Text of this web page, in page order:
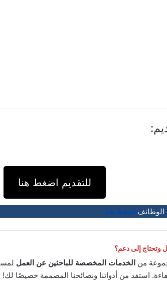
للتقديم اضغط هنا
الوظائف اضغط هنا
إلى دعم؟
من الخدمات المخصصة للباحثين عن العمل
استفد من أدواتنا ونصائحنا المصممة خصيصًا لك!